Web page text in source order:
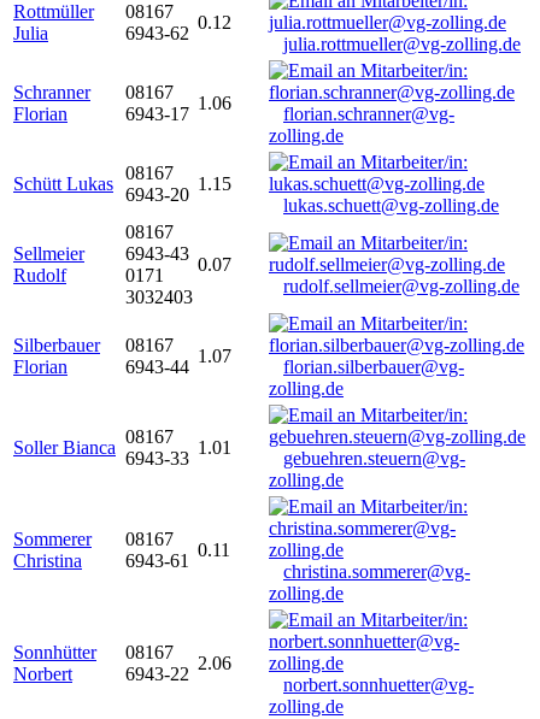
Rottmüller
Julia
08167
6943-62
0.12
julia.rottmueller@vg-zolling.de
Schranner
Florian
08167
6943-17
1.06
florian.schranner@vg-
zolling.de
Schütt Lukas
08167
6943-20
1.15
lukas.schuett@vg-zolling.de
Sellmeier
Rudolf
08167
6943-43
0171
3032403
0.07
rudolf.sellmeier@vg-zolling.de
Silberbauer
Florian
08167
6943-44
1.07
florian.silberbauer@vg-
zolling.de
Soller Bianca
08167
6943-33
1.01
gebuehren.steuern@vg-
zolling.de
Sommerer
Christina
08167
6943-61
0.11
christina.sommerer@vg-
zolling.de
Sonnhütter
Norbert
08167
6943-22
2.06
norbert.sonnhuetter@vg-
zolling.de